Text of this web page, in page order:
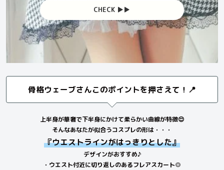
CHECK ▶︎▶︎
骨格ウェーブさんこのポイントを押さえて！📍
上半身が華奢で下半身にかけて柔らかい曲線が特徴😌
そんなあなたが似合うコスプレの形は・・・
『ウエストラインがはっきりとした』
デザインがおすすめ♪
・ウエスト付近に切り返しのあるフレアスカート◎